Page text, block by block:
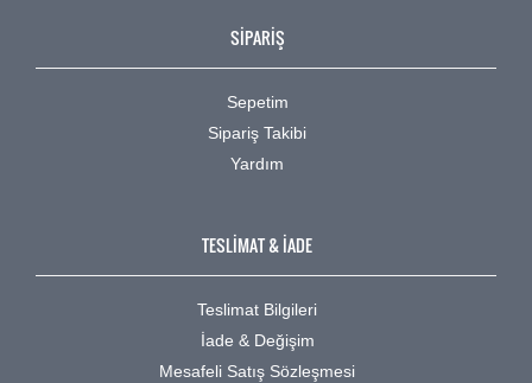
SİPARİŞ
Sepetim
Sipariş Takibi
Yardım
TESLİMAT & İADE
Teslimat Bilgileri
İade & Değişim
Mesafeli Satış Sözleşmesi